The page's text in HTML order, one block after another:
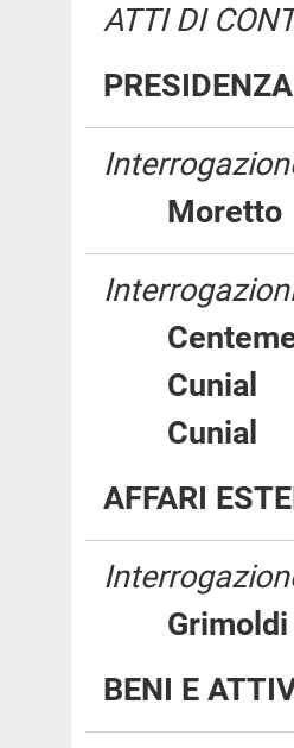
ATTI DI
AFFARI
BENI E